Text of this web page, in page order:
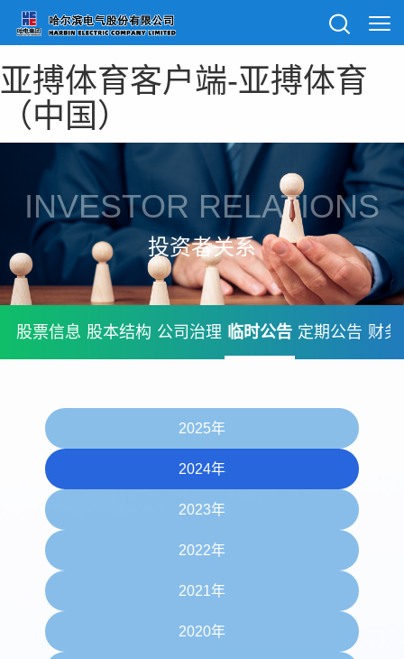
亚搏体育客户端-亚搏体育
（中国）
INVESTOR RELATIONS
投资者关系
股票信息 股本结构 公司治理 临时公告 定期公告 财
2025年
2024年
2023年
2022年
2021年
2020年